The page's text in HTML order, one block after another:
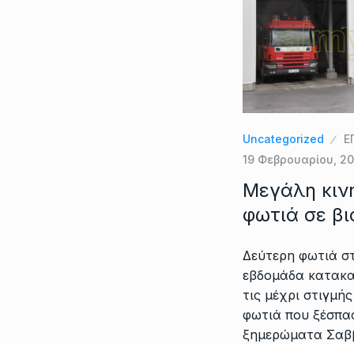
Uncategorized
19 Φεβρουαρίου,
Μεγάλη
φωτιά σε
Δεύτερη φωτιά
εβδομάδα
τις μέχρι
φωτιά που
ξημερώματα